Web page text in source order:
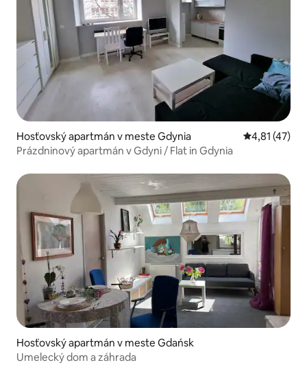
Hosťovský apartmán v meste Gdynia Priemerné
4,81 (47)
Prázdninový apartmán v Gdyni / Flat in Gdynia
Hosťovský apartmán v meste Gdańsk
Umelecký dom a záhrada